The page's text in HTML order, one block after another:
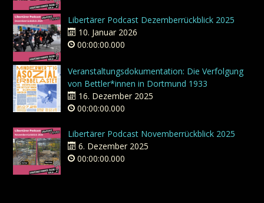
Libertärer Podcast Dezemberrückblick 2025
10. Januar 2026
00:00:00.000
Veranstaltungsdokumentation: Die Verfolgung
von Bettler*innen in Dortmund 1933
16. Dezember 2025
00:00:00.000
Libertärer Podcast Novemberrückblick 2025
6. Dezember 2025
00:00:00.000